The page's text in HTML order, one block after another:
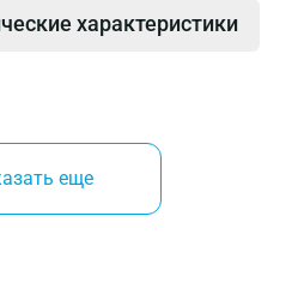
характеристики
еще